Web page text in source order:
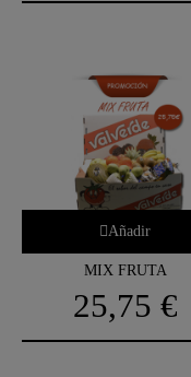
Añadir
MIX FRUTA
25,75 €